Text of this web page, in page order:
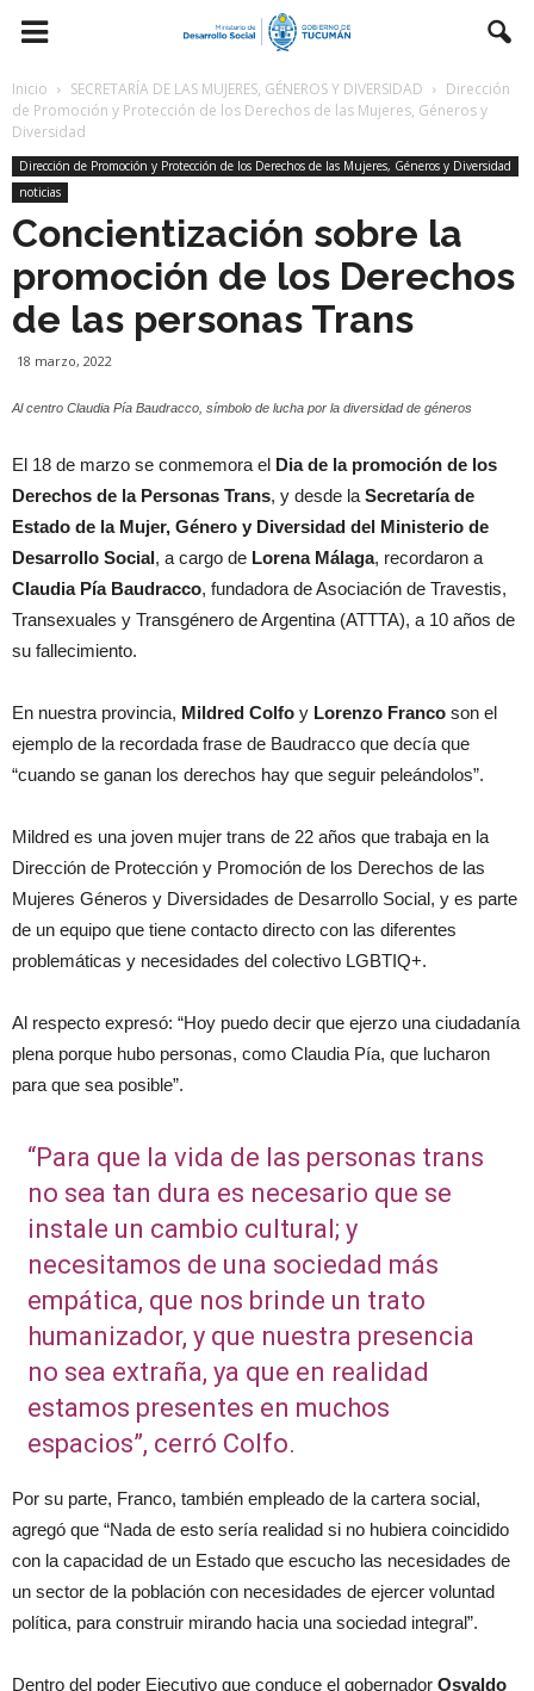
Inicio SECRETARÍA DE LAS MUJERES, GÉNEROS Y DIVERSIDAD
Dirección
de Promoción y Protección de los Derechos de las Mujeres, Géneros y
Diversidad
Dirección de Promoción y Protección de los Derechos de las Mujeres, Géneros y Diversidad
noticias
Concientización sobre la
promoción de los Derechos
de las personas Trans
18 marzo, 2022
Al centro Claudia Pía Baudracco, símbolo de lucha por la diversidad de géneros
El 18 de marzo se conmemora el Dia de la promoción de los
Derechos de la Personas Trans, y desde la Secretaría de
Estado de la Mujer, Género y Diversidad del Ministerio de
Desarrollo Social, a cargo de Lorena Málaga, recordaron a
Claudia Pía Baudracco, fundadora de Asociación de Travestis,
Transexuales y Transgénero de Argentina (ATTTA), a 10 años de
su fallecimiento.
En nuestra provincia, Mildred Colfo y Lorenzo Franco son el
ejemplo de la recordada frase de Baudracco que decía que
“cuando se ganan los derechos hay que seguir peleándolos”.
Mildred es una joven mujer trans de 22 años que trabaja en la
Dirección de Protección y Promoción de los Derechos de las
Mujeres Géneros y Diversidades de Desarrollo Social, y es parte
de un equipo que tiene contacto directo con las diferentes
problemáticas y necesidades del colectivo LGBTIQ+.
Al respecto expresó: “Hoy puedo decir que ejerzo una ciudadanía
plena porque hubo personas, como Claudia Pía, que lucharon
para que sea posible”.
“Para que la vida de las personas trans
no sea tan dura es necesario que se
instale un cambio cultural; y
necesitamos de una sociedad más
empática, que nos brinde un trato
humanizador, y que nuestra presencia
no sea extraña, ya que en realidad
estamos presentes en muchos
espacios”, cerró Colfo.
Por su parte, Franco, también empleado de la cartera social,
agregó que “Nada de esto sería realidad si no hubiera coincidido
con la capacidad de un Estado que escucho las necesidades de
un sector de la población con necesidades de ejercer voluntad
política, para construir mirando hacia una sociedad integral”.
Dentro del poder Ejecutivo que conduce el gobernador Osvaldo